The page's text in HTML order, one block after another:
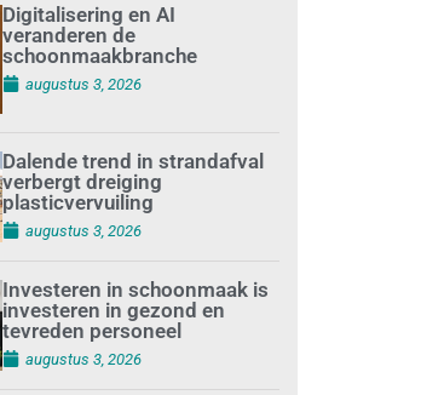
Digitalisering en AI
veranderen de
schoonmaakbranche
augustus 3, 2026
Dalende trend in strandafval
verbergt dreiging
plasticvervuiling
augustus 3, 2026
Investeren in schoonmaak is
investeren in gezond en
tevreden personeel
augustus 3, 2026